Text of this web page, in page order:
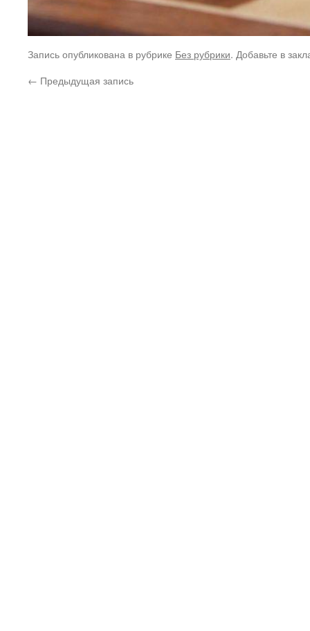
Запись опубликована в рубрике Без рубрики. Добавьте в
← Предыдущая запись